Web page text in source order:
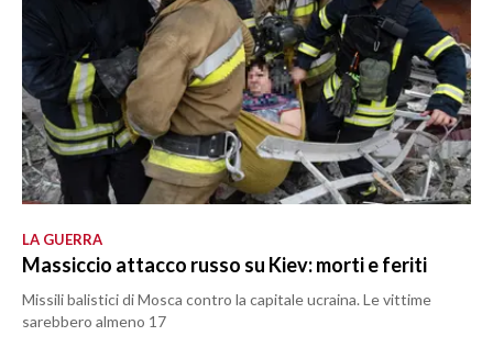
LA GUERRA
Massiccio attacco russo su Kiev: morti e feriti
Missili balistici di Mosca contro la capitale ucraina. Le vittime
sarebbero almeno 17